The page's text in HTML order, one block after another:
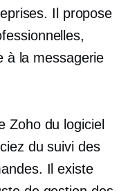
Il propose
à la messagerie
Zoho du logiciel
du suivi des
Il existe